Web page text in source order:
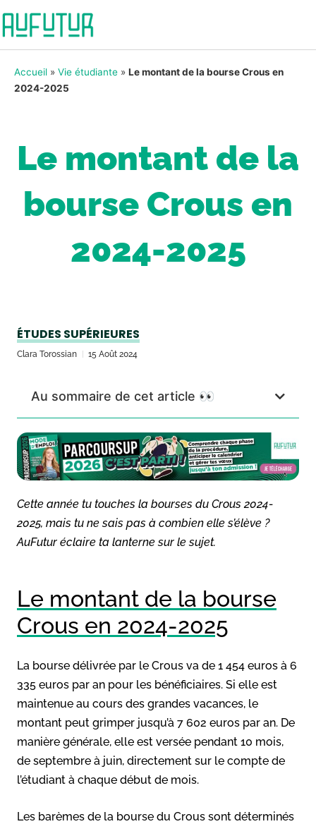
Accueil » Vie étudiante » Le montant de la bourse Crous en
2024-2025
Le montant de la
bourse Crous en
2024-2025
ÉTUDES SUPÉRIEURES
Clara Torossian 15 Août 2024
Au sommaire de cet article 👀
Cette année tu touches la bourses du Crous 2024-
2025, mais tu ne sais pas à combien elle s’élève ?
AuFutur éclaire ta lanterne sur le sujet.
Le montant de la bourse
Crous en 2024-2025
La bourse délivrée par le Crous va de 1 454 euros à 6
335 euros par an pour les bénéficiaires. Si elle est
maintenue au cours des grandes vacances, le
montant peut grimper jusqu’à 7 602 euros par an. De
manière générale, elle est versée pendant 10 mois,
de septembre à juin, directement sur le compte de
l’étudiant à chaque début de mois.
Les barèmes de la bourse du Crous sont déterminés